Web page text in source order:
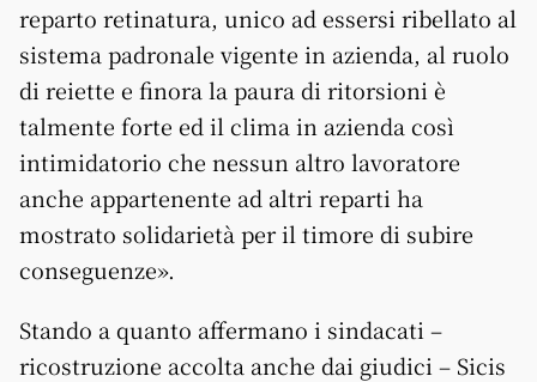
reparto retinatura, unico ad essersi ribellato al
sistema padronale vigente in azienda, al ruolo
di reiette e finora la paura di ritorsioni è
talmente forte ed il clima in azienda così
intimidatorio che nessun altro lavoratore
anche appartenente ad altri reparti ha
mostrato solidarietà per il timore di subire
conseguenze».
Stando a quanto affermano i sindacati –
ricostruzione accolta anche dai giudici – Sicis